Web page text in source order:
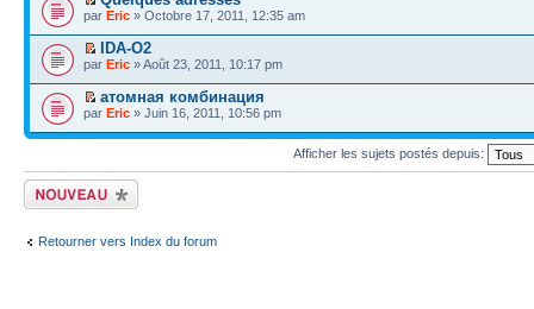
par Eric » Octobre 17, 2011, 12:35 am
IDA-O2
par Eric » Août 23, 2011, 10:17 pm
атомная комбинация
par Eric » Juin 16, 2011, 10:56 pm
Afficher les sujets postés depuis:
Écrire un nouveau
sujet
Retourner vers Index du forum